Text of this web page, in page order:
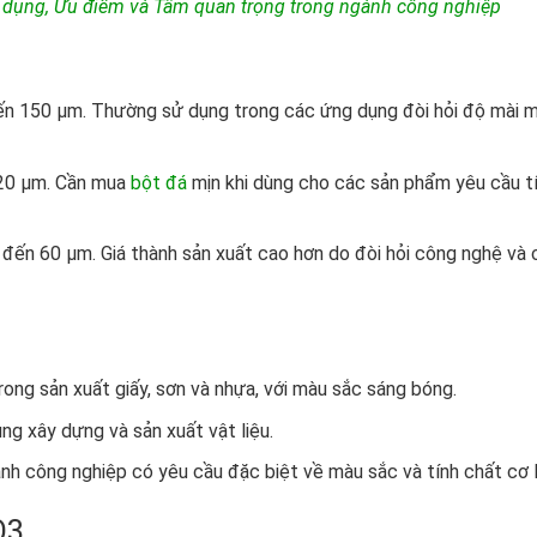
Ưu điểm và Tầm quan trọng trong ngành công nghiệp
µm. Thường sử dụng trong các ứng dụng đòi hỏi độ mài
µm. Cần mua bột đámịn khi dùng cho các sản phẩm yêu cầu
60 µm. Giá thành sản xuất cao hơn do đòi hỏi công nghệ và
sản xuất giấy, sơn và nhựa, với màu sắc sáng bóng.
xây dựng và sản xuất vật liệu.
công nghiệp có yêu cầu đặc biệt về màu sắc và tính chất cơ